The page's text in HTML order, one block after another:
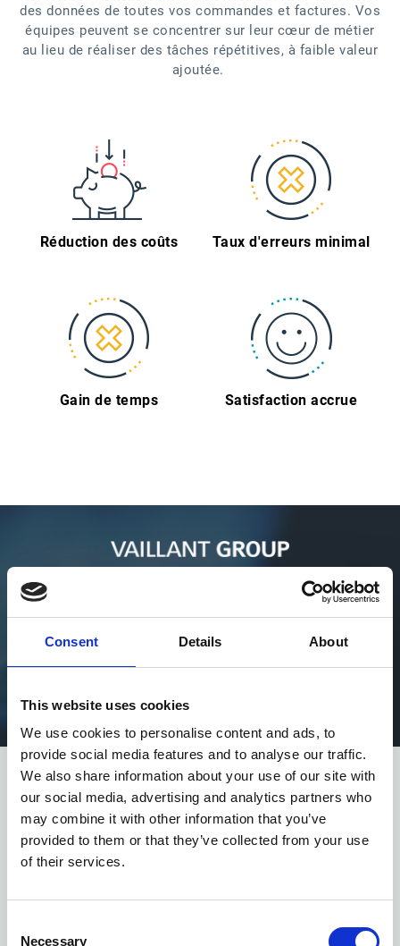
Consent Details About
This website uses cookies
We use cookies to personalise content and ads, to
provide social media features and to analyse our traffic.
We also share information about your use of our site with
our social media, advertising and analytics partners who
may combine it with other information that you’ve
provided to them or that they’ve collected from your use
of their services.
Necessary
des données de toutes vos commandes et factures. Vos
équipes peuvent se concentrer sur leur cœur de métier
au lieu de réaliser des tâches répétitives, à faible valeur
ajoutée.
Réduction des coûts Taux d'erreurs minimal
Gain de temps Satisfaction accrue
“Nous avons eu accès en très peu de temps à
une infrastructure complète à un coût
INTERNES — VAILLANT GROUP
COMMENT CELA
FONCTIONNE ?
mail, fax, etc.) sont gérées à 100% par Esker EDI
documents validés sont traités dans le format désiré et